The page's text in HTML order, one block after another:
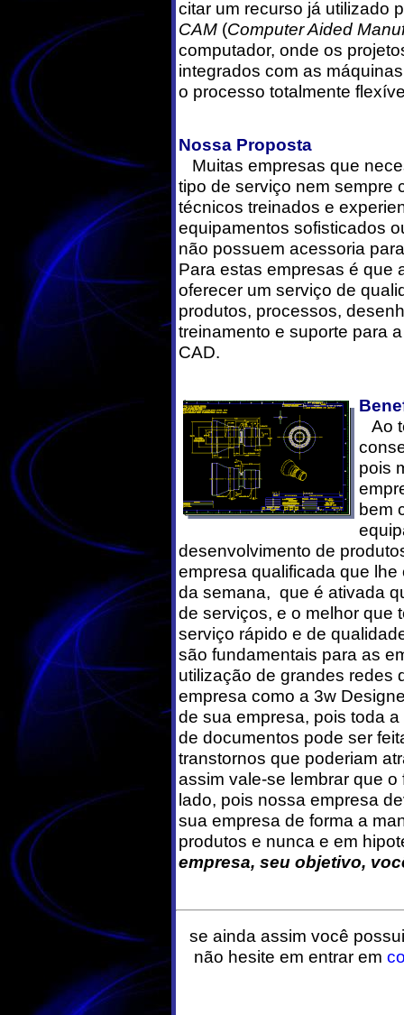
citar um recurso já utilizado
CAM (Computer Aided
computador, onde os
integrados com as
o processo totalmente
Nossa Proposta
Muitas empresas que
tipo de serviço nem sempre
técnicos treinados e
equipamentos sofisticados
não possuem acessoria
Para estas empresas é que
oferecer um serviço de
produtos, processos,
treinamento e suporte para
CAD.
Ao
pois
bem
desenvolvimento de
empresa qualificada que
da semana, que é ativada
de serviços, e o melhor que
serviço rápido e de
são fundamentais para as
utilização de grandes redes
empresa como a 3w
de sua empresa, pois toda
de documentos pode ser
transtornos que poderiam
assim vale-se lembrar que
lado, pois nossa empresa
sua empresa de forma a
produtos e nunca e em
empresa, seu objetivo,
se ainda assim você
não hesite em entrar em